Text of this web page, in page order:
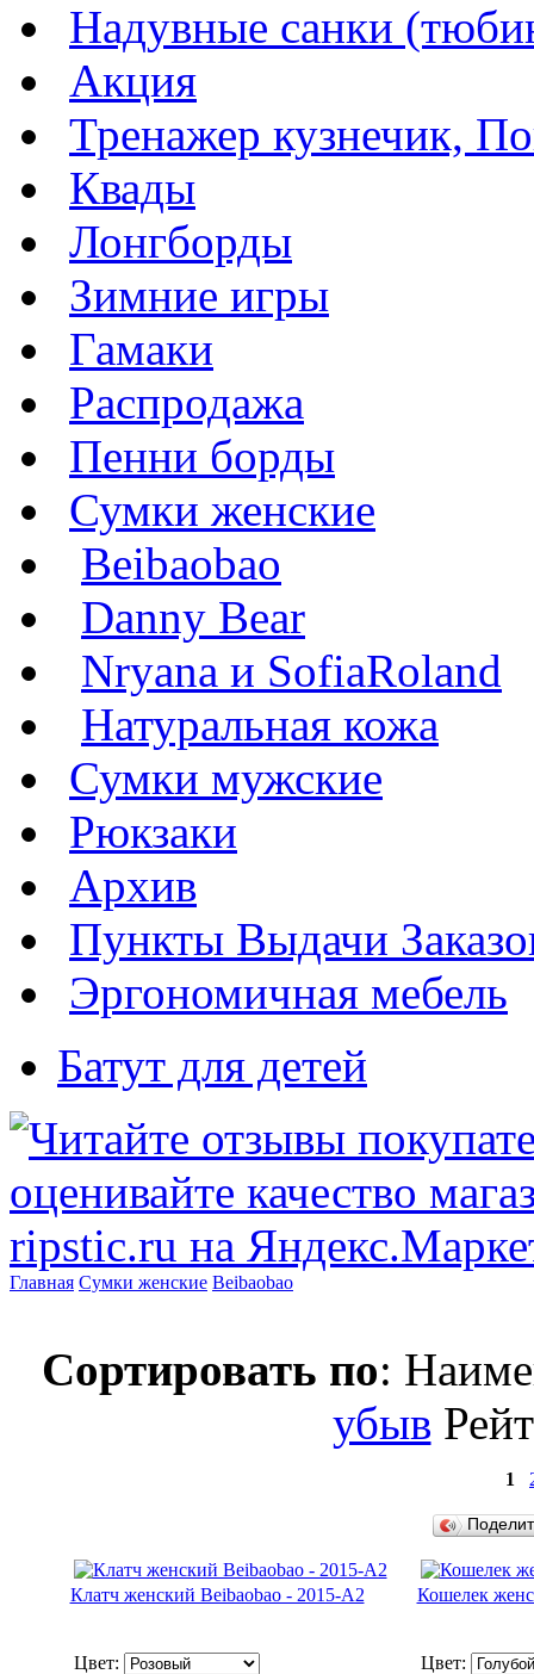
Надувные санки
Акция
Тренажер кузнечик,
Квады
Лонгборды
Зимние игры
Гамаки
Распродажа
Пенни борды
Сумки женские
Beibaobao
Danny Bear
Nryana и SofiaRoland
Натуральная кожа
Сумки мужские
Рюкзаки
Архив
Пункты Выдачи
Эргономичная мебель
Батут для детей
Главная Сумки женские Beibaobao
Сортировать по:
убыв
1
Клатч женский Beibaobao - 2015-A2
Цвет:
Кошелек
Цвет: